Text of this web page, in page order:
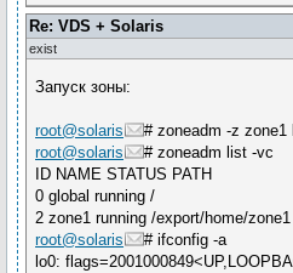
Re: VDS + Solaris
exist
Запуск зоны:
root@solaris
# zoneadm -z zone1
root@solaris
# zoneadm list -vc
ID NAME STATUS PATH
0 global running /
2 zone1 running /export/home/zone1
root@solaris
# ifconfig -a
lo0: